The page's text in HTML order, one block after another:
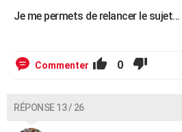
Je me permets de relancer le sujet...
Commenter 0
RÉPONSE 13 / 26